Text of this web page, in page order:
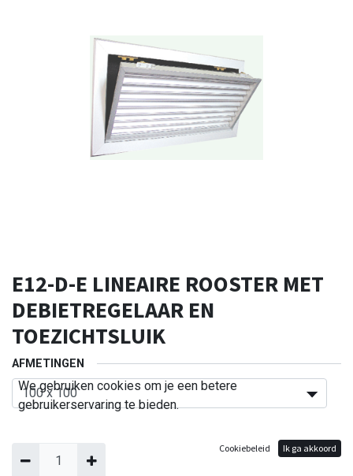
E12-D-E LINEAIRE ROOSTER MET
DEBIETREGELAAR EN
TOEZICHTSLUIK
AFMETINGEN
We gebruiken cookies om je een betere
gebruikerservaring te bieden.
Cookiebeleid Ik ga akkoord